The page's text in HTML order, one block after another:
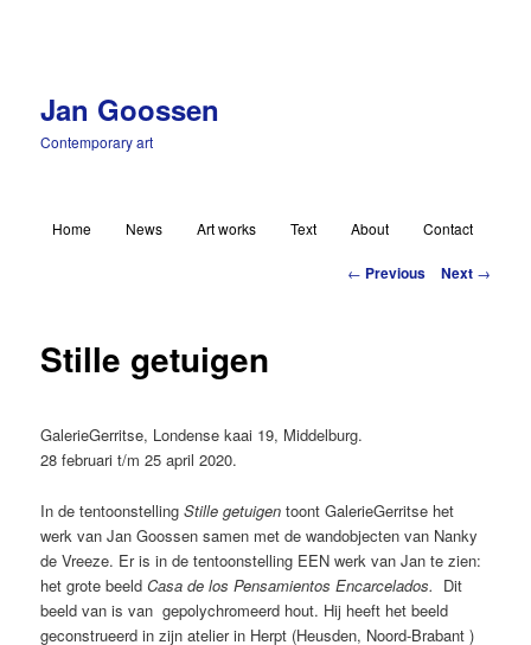
Jan Goossen
Contemporary art
Skip to primary content
Home News Art works Text About Contact
Post navigation
← Previous Next →
Stille getuigen
GalerieGerritse, Londense kaai 19, Middelburg.
28 februari t/m 25 april 2020.
In de tentoonstelling Stille getuigentoont GalerieGerritse het
werk van Jan Goossen samen met de wandobjecten van Nanky
de Vreeze. Er is in de tentoonstelling EEN werk van Jan te zien:
het grote beeldCasa de los Pensamientos Encarcelados. Dit
beeld van is van gepolychromeerd hout. Hij heeft het beeld
geconstrueerd in zijn atelier in Herpt (Heusden, Noord-Brabant )